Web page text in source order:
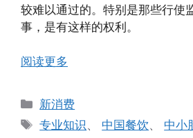
较难以通过的。特别是那些行使
事，是有这样的权利。
阅读更多
分
类
新消费
标
专业知识、 中国餐饮、 中小